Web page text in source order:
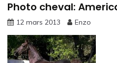
Photo cheval:
12 mars 2013 Enzo